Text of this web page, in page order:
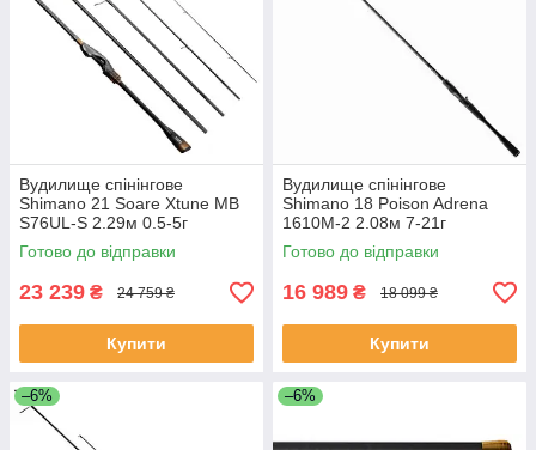
Вудилище спінінгове
Shimano 21 Soare Xtune MB
S76UL-S 2.29м 0.5-5г
Готово до відправки
23 239 ₴ 24 759 ₴
Купити
Вудилище спінінгове
Shimano 18 Poison Adrena
1610M-2 2.08м 7-21г
Готово до відправки
16 989 ₴ 18 099 ₴
Купити
–6% –6%